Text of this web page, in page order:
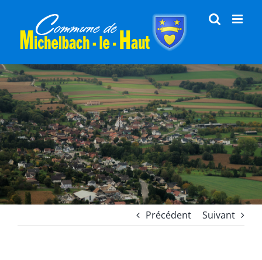
contenu
Précédent Suivant